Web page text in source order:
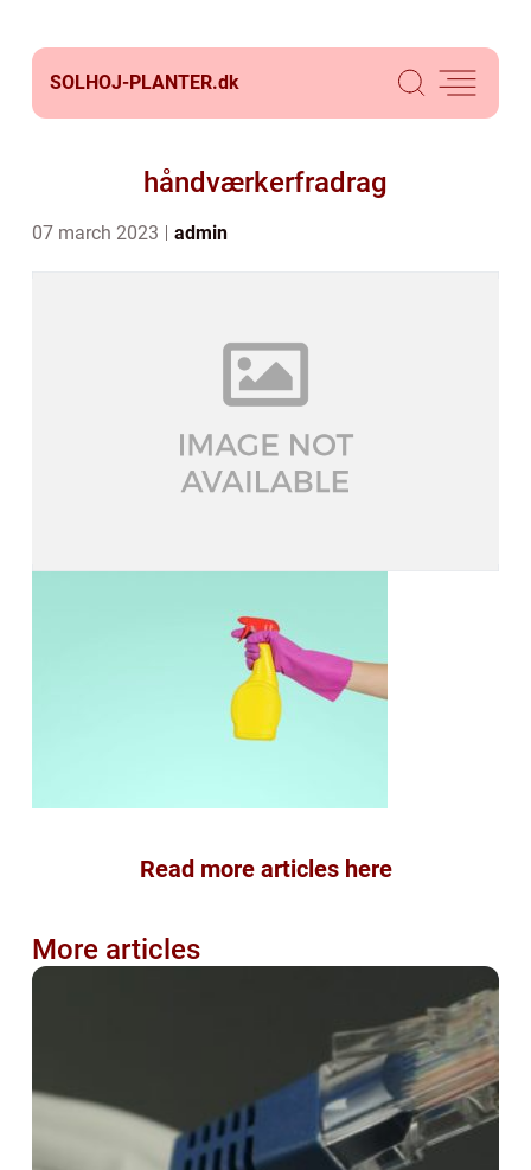
SOLHOJ-PLANTER.dk
håndværkerfradrag
07 march 2023 admin
Read more articles here
More articles